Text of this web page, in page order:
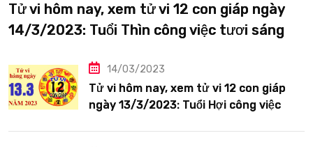
Tử vi hôm nay, xem tử vi 12 con giáp ngày
14/3/2023: Tuổi Thìn công việc tươi sáng
14/03/2023
Tử vi hôm nay, xem tử vi 12 con giáp
ngày 13/3/2023: Tuổi Hợi công việc